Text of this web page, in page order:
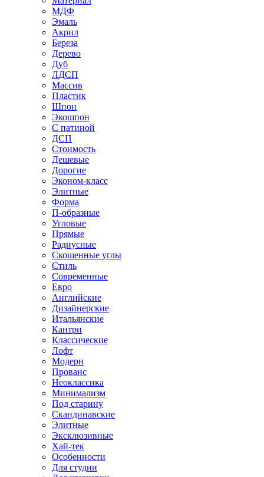
МДФ
Эмаль
Акрил
Береза
Дерево
Дуб
ЛДСП
Массив
Пластик
Шпон
Экошпон
С патиной
ДСП
Стоимость
Дешевые
Дорогие
Эконом-класс
Элитные
Форма
П-образные
Угловые
Прямые
Радиусные
Скошенные углы
Стиль
Современные
Евро
Английские
Дизайнерские
Итальянские
Кантри
Классические
Лофт
Модерн
Прованс
Неоклассика
Минимализм
Под старину
Скандинавские
Элитные
Эксклюзивные
Хай-тек
Особенности
Для студии